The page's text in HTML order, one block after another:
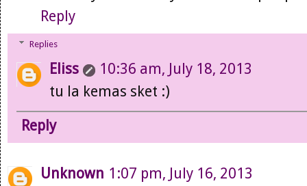
Reply
Replies
Eliss
10:36 am, July 18, 2013
tu la kemas sket :)
Reply
Unknown 1:07 pm, July 16, 2013